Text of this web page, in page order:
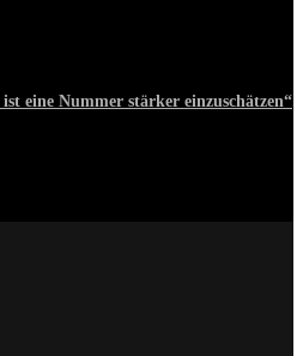
eine Nummer stärker einzuschätzen“